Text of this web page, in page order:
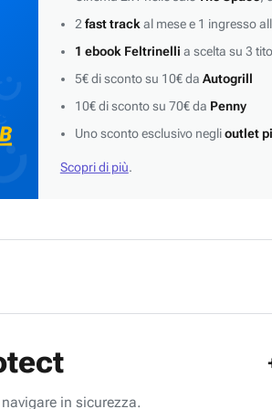
2 fast track al mese e 1 ingresso
1 ebook Feltrinelli a scelta su 3
5€ di sconto su 10€ da Autogrill
10€ di sconto su 70€ da Penny
Uno sconto esclusivo neglioutlet
Scopri di più.
in sicurezza.